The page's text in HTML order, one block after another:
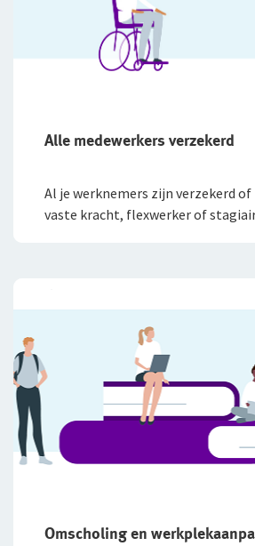
Alle medewerkers verzekerd
Al je werknemers zijn verzekerd of
vaste kracht, flexwerker of
Omscholing en